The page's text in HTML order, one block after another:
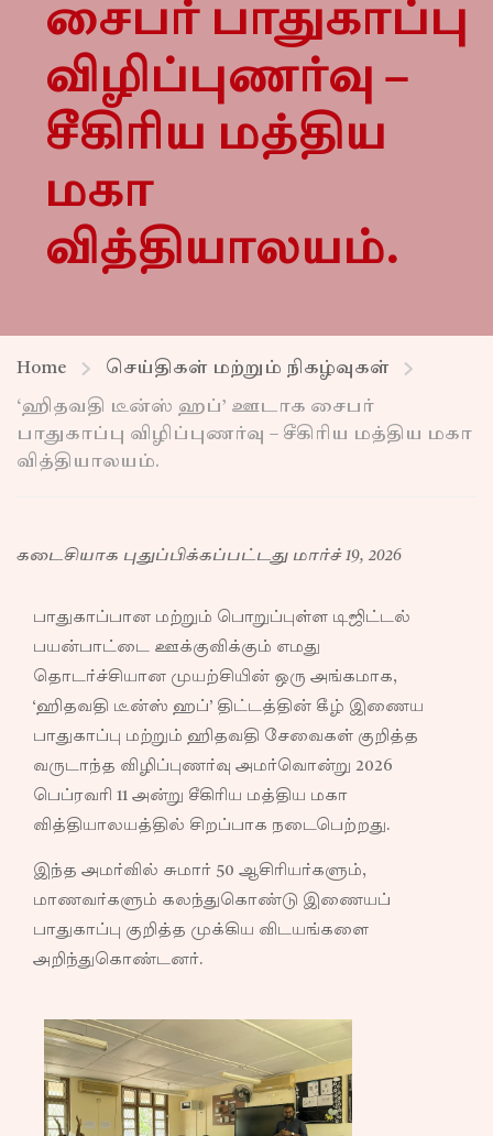
சைபர் பாதுகாப்பு
விழிப்புணர்வு –
சீகிரிய மத்திய
மகா
வித்தியாலயம்.
Home செய்திகள் மற்றும் நிகழ்வுகள்
‘ஹிதவதி டீன்ஸ் ஹப்’ ஊடாக சைபர்
பாதுகாப்பு விழிப்புணர்வு – சீகிரிய மத்திய மகா
வித்தியாலயம்.
கடைசியாக புதுப்பிக்கப்பட்டது மார்ச் 19, 2026
பாதுகாப்பான மற்றும் பொறுப்புள்ள டிஜிட்டல்
பயன்பாட்டை ஊக்குவிக்கும் எமது
தொடர்ச்சியான முயற்சியின் ஒரு அங்கமாக,
‘ஹிதவதி டீன்ஸ் ஹப்’ திட்டத்தின் கீழ் இணைய
பாதுகாப்பு மற்றும் ஹிதவதி சேவைகள் குறித்த
வருடாந்த விழிப்புணர்வு அமர்வொன்று 2026
பெப்ரவரி 11 அன்று சீகிரிய மத்திய மகா
வித்தியாலயத்தில் சிறப்பாக நடைபெற்றது.
இந்த அமர்வில் சுமார் 50 ஆசிரியர்களும்,
மாணவர்களும் கலந்துகொண்டு இணையப்
பாதுகாப்பு குறித்த முக்கிய விடயங்களை
அறிந்துகொண்டனர்.